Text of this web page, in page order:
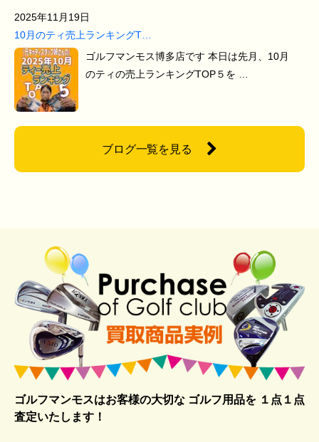
2025年11月19日
10月のティ売上ランキングT…
ゴルフマンモス博多店です 本日は先月、10月
のティの売上ランキングTOP５を …
ブログ一覧を見る
ゴルフマンモスはお客様の大切な ゴルフ用品を１点１点
査定いたします！